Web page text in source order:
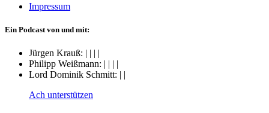
Impressum
Ein Podcast von und mit:
Jürgen Krauß: | | | |
Philipp Weißmann: | | | |
Lord Dominik Schmitt: | |
Ach unterstützen